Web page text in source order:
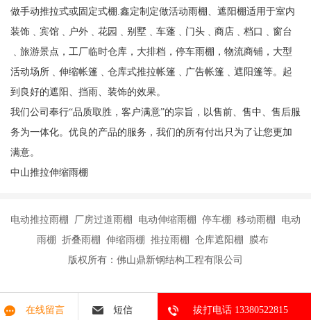
做手动推拉式或固定式棚.鑫定制定做活动雨棚、遮阳棚适用于室内
装饰﹑宾馆﹑户外﹑花园﹑别墅﹑车蓬﹑门头﹑商店﹑档口﹑窗台
﹑旅游景点，工厂临时仓库，大排档，停车雨棚，物流商铺，大型
活动场所﹑伸缩帐篷﹑仓库式推拉帐篷﹑广告帐篷﹑遮阳篷等。起
到良好的遮阳、挡雨、装饰的效果。
我们公司奉行“品质取胜，客户满意”的宗旨，以售前、售中、售后服
务为一体化。优良的产品的服务，我们的所有付出只为了让您更加
满意。
中山推拉伸缩雨棚
电动推拉雨棚 厂房过道雨棚 电动伸缩雨棚 停车棚 移动雨棚 电动
雨棚 折叠雨棚 伸缩雨棚 推拉雨棚 仓库遮阳棚 膜布
版权所有：佛山鼎新钢结构工程有限公司
在线留言 短信 拔打电话 13380522815